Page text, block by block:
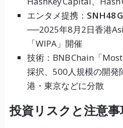
エンタメ提携： SNH48
──2025年8月2日香港
「WIPA」開催
技術：BNB Chain「
採択、500人規模の開発
港・東京などに分散
投資リスクと注意事